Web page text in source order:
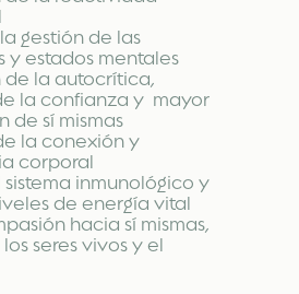
gestión de las
y estados mentales
de la autocrítica,
la confianza y mayor
de sí mismas
la conexión y
corporal
inmunológico y
de energía vital
hacia sí mismas,
seres vivos y el